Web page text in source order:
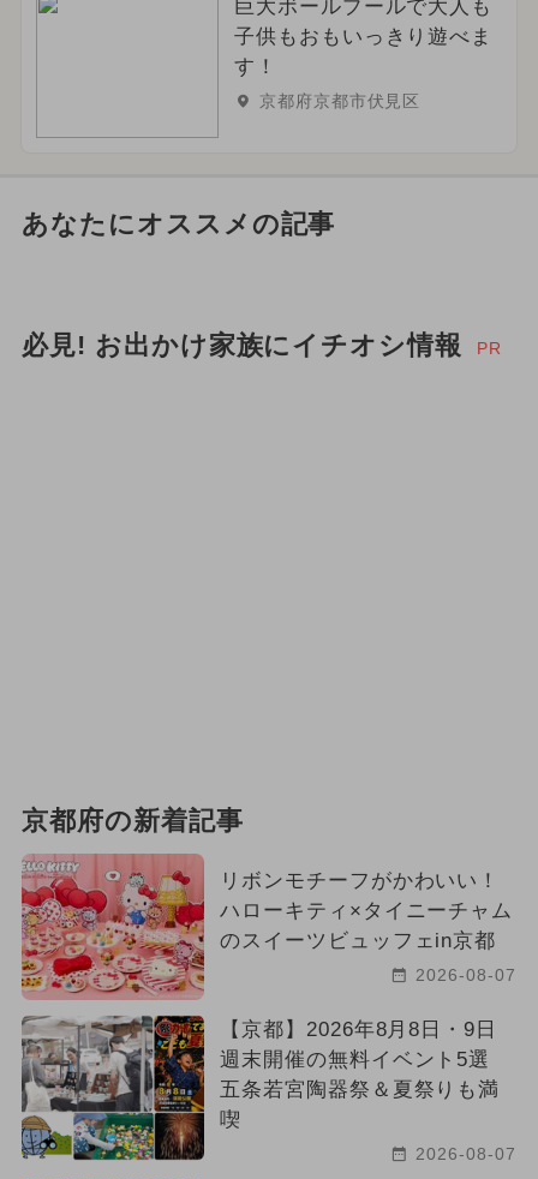
巨大ボールプールで大人も
子供もおもいっきり遊べま
す！
京都府京都市伏見区
あなたにオススメの記事
必見! お出かけ家族にイチオシ情報 PR
京都府の新着記事
リボンモチーフがかわいい！
ハローキティ×タイニーチャム
のスイーツビュッフェin京都
2026-08-07
【京都】2026年8月8日・9日
週末開催の無料イベント5選
五条若宮陶器祭＆夏祭りも満
喫
2026-08-07